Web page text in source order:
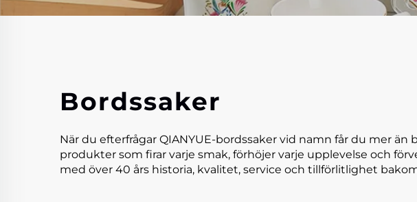
Bordssaker
När du efterfrågar QIANYUE-bordssaker vid namn får du mer
produkter som firar varje smak, förhöjer varje upplevelse och
med över 40 års historia, kvalitet, service och tillförlitlighet